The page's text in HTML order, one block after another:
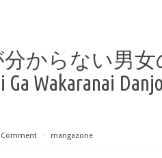
からない男女
Ga Wakaranai
Comment ⋅ mangazone